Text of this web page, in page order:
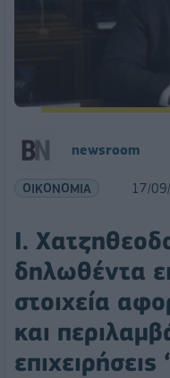
newsroom
ΟΙΚΟΝΟΜΙΑ 17/
Ι.
δηλωθέντα
στοιχεία
και
επιχειρήσεις